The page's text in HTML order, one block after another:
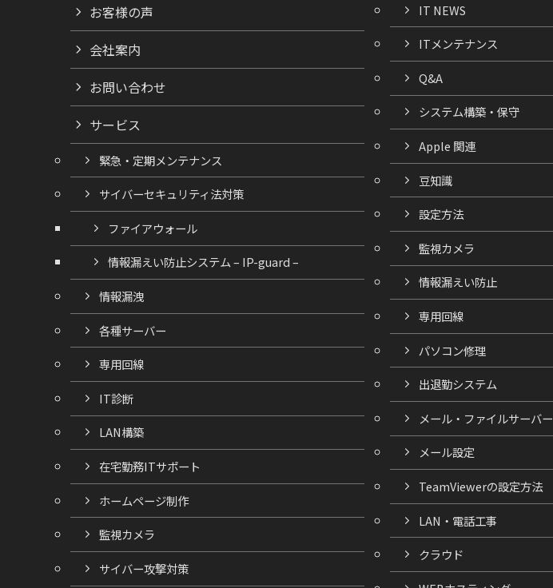
お客様の声
会社案内
お問い合わせ
サービス
緊急・定期メンテナンス
サイバーセキュリティ法対策
ファイアウォール
情報漏えい防止システム – IP-guard –
情報漏洩
各種サーバー
専用回線
IT診断
LAN構築
在宅勤務ITサポート
ホームページ制作
監視カメラ
サイバー攻撃対策
IT NEWS
ITメンテナンス
Q&A
システム構築・保守
Apple 関連
豆知識
設定方法
監視カメラ
情報漏えい防止
専用回線
パソコン修理
出退勤システム
メール・ファイルサーバー
メール設定
TeamViewerの設定方法
LAN・電話工事
クラウド